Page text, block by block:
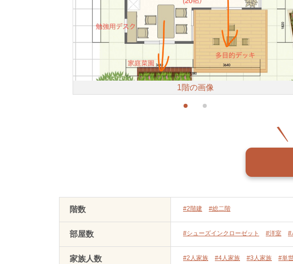
1階の画像
階数 #2階建 #総二階
部屋数 #シューズインクローゼット #洋室 #
家族人数 #2人家族 #4人家族 #3人家族 #単